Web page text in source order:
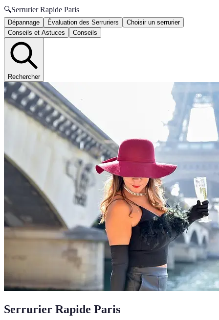
🔍Serrurier Rapide Paris
Dépannage Évaluation des Serruriers
Choisir un serrurier
Conseils et Astuces
Conseils
Rechercher
Serrurier Rapide Paris